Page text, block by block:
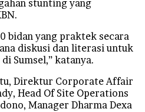
stunting yang
bidan yang praktek secara
diskusi dan literasi untuk
Sumsel,” katanya.
Direktur Corporate Affair
Head Of Site Operations
Manager Dharma Dexa